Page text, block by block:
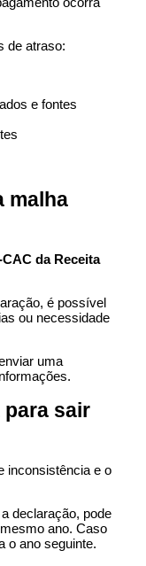
de atraso:
e fontes
malha
CAC da Receita
é possível
ou necessidade
uma
para sair
inconsistência e o
declaração, pode
ano. Caso
o ano seguinte.